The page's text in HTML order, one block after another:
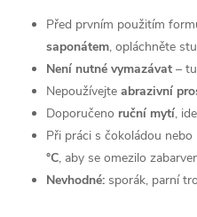
Před prvním použitím
saponátem, opláchněte
Není nutné vymazávat –
Nepoužívejte abrazivní
Doporučeno ruční mytí,
Při práci s čokoládou
°C, aby se omezilo
Nevhodné: sporák, parní